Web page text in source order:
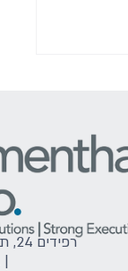
רפידים 24, ת"א 6998254 |
|